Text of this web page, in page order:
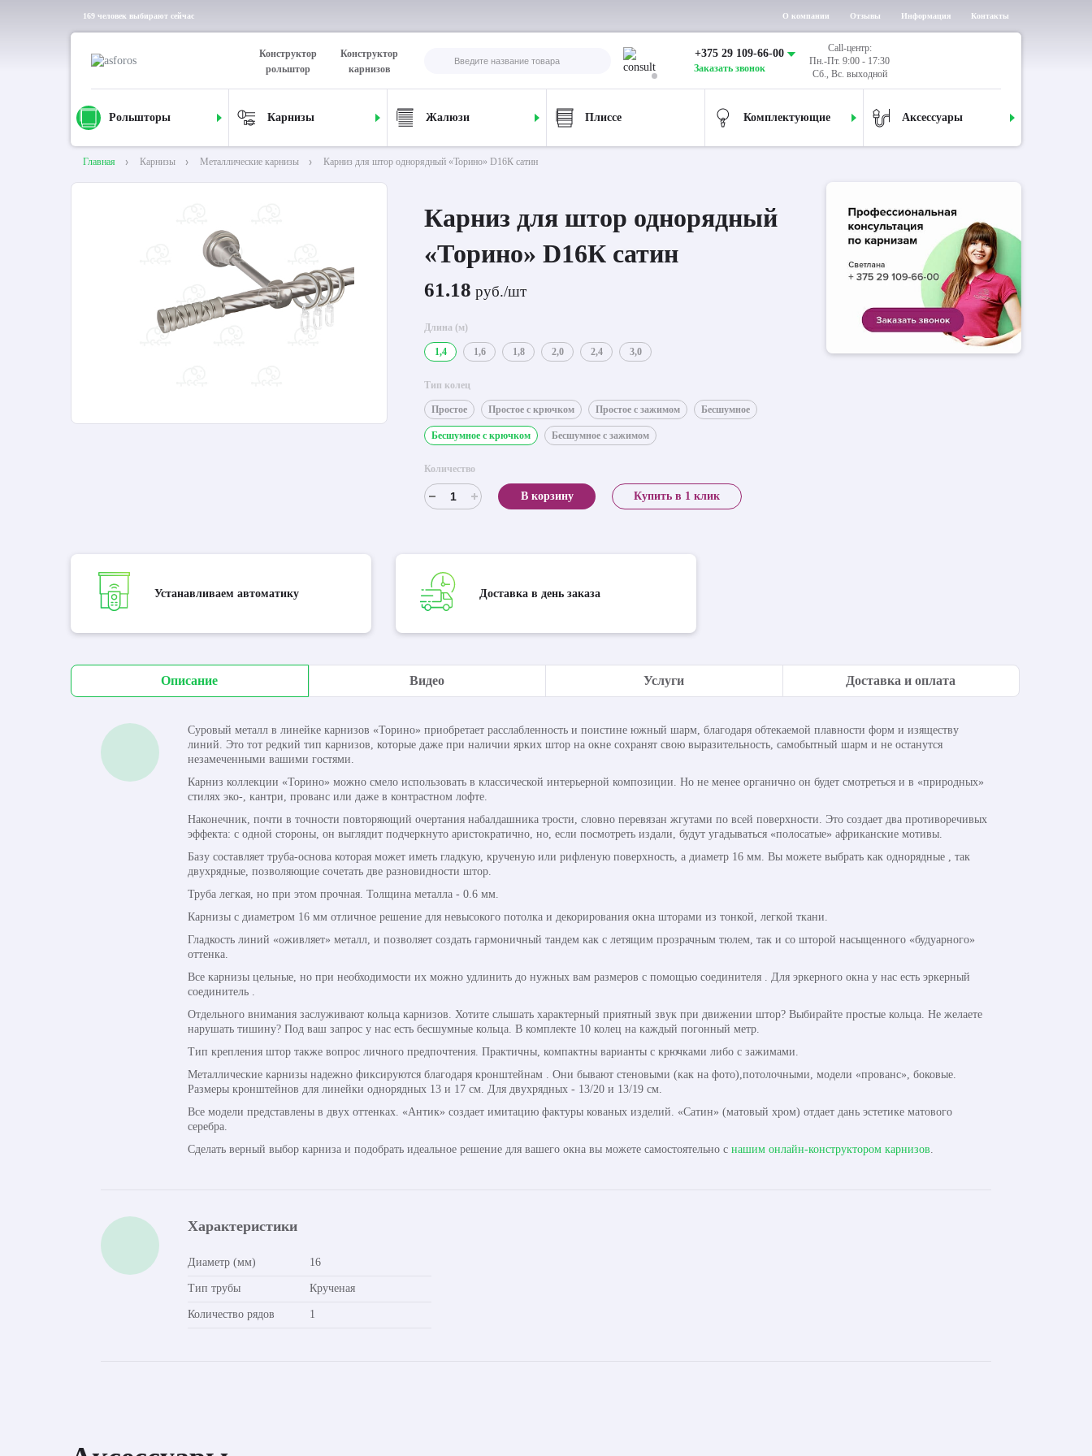
169 человек выбирают сейчас О компании Отзывы Информация Контакты
Конструктор
рольштор
Конструктор
карнизов
+375 29 109-66-00
Заказать звонок
Call-центр:
Пн.-Пт. 9:00 - 17:30
Сб., Вс. выходной
Рольшторы Карнизы Жалюзи Плиссе Комплектующие Аксессуары
Главная Карнизы Металлические карнизы Карниз для штор однорядный «Торино» D16К сатин
Карниз для штор однорядный
«Торино» D16К сатин
61.18 руб./шт
Длина (м)
1,4 1,6 1,8 2,0 2,4 3,0
Тип колец
Простое Простое с крючком Простое с зажимом Бесшумное
Бесшумное с крючком Бесшумное с зажимом
Количество
В корзину Купить в 1 клик
Устанавливаем автоматику Доставка в день заказа
Описание Видео Услуги Доставка и оплата
Суровый металл в линейке карнизов «Торино» приобретает расслабленность и поистине южный шарм, благодаря обтекаемой плавности форм и изяществу
линий. Это тот редкий тип карнизов, которые даже при наличии ярких штор на окне сохранят свою выразительность, самобытный шарм и не останутся
незамеченными вашими гостями.
Карниз коллекции «Торино» можно смело использовать в классической интерьерной композиции. Но не менее органично он будет смотреться и в «природных»
стилях эко-, кантри, прованс или даже в контрастном лофте.
Наконечник, почти в точности повторяющий очертания набалдашника трости, словно перевязан жгутами по всей поверхности. Это создает два противоречивых
эффекта: с одной стороны, он выглядит подчеркнуто аристократично, но, если посмотреть издали, будут угадываться «полосатые» африканские мотивы.
Базу составляет труба-основа которая может иметь гладкую, крученую или рифленую поверхность, а диаметр 16 мм. Вы можете выбрать как однорядные , так
двухрядные, позволяющие сочетать две разновидности штор.
Труба легкая, но при этом прочная. Толщина металла - 0.6 мм.
Карнизы с диаметром 16 мм отличное решение для невысокого потолка и декорирования окна шторами из тонкой, легкой ткани.
Гладкость линий «оживляет» металл, и позволяет создать гармоничный тандем как с летящим прозрачным тюлем, так и со шторой насыщенного «будуарного»
оттенка.
Все карнизы цельные, но при необходимости их можно удлинить до нужных вам размеров с помощью соединителя . Для эркерного окна у нас есть эркерный
соединитель .
Отдельного внимания заслуживают кольца карнизов. Хотите слышать характерный приятный звук при движении штор? Выбирайте простые кольца. Не желаете
нарушать тишину? Под ваш запрос у нас есть бесшумные кольца. В комплекте 10 колец на каждый погонный метр.
Тип крепления штор также вопрос личного предпочтения. Практичны, компактны варианты с крючками либо с зажимами.
Металлические карнизы надежно фиксируются благодаря кронштейнам . Они бывают стеновыми (как на фото),потолочными, модели «прованс», боковые.
Размеры кронштейнов для линейки однорядных 13 и 17 см. Для двухрядных - 13/20 и 13/19 см.
Все модели представлены в двух оттенках. «Антик» создает имитацию фактуры кованых изделий. «Сатин» (матовый хром) отдает дань эстетике матового
серебра.
Сделать верный выбор карниза и подобрать идеальное решение для вашего окна вы можете самостоятельно с нашим онлайн-конструктором карнизов.
Характеристики
Диаметр (мм) 16
Тип трубы Крученая
Количество рядов 1